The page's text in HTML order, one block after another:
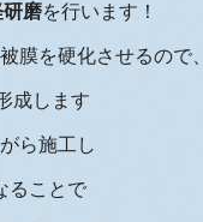
磨を行います！
膜を硬化させるので、
成します
ら施工し
ることで